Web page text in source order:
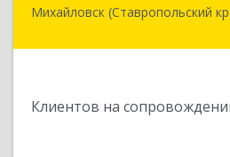
Михайловск (Ставропольский
Клиентов на
356240, Ставропольский